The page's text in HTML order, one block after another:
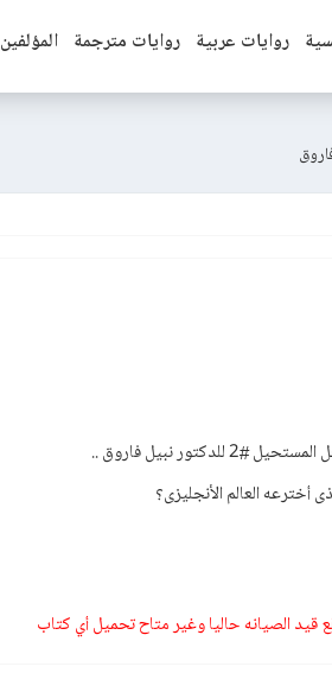
روايات عربية روايات مترجمة المؤلفين
نبيل فاروق ..
أخترعه العالم الأنجليزى؟
قيد الصيانه حاليا وغير متاح تحميل أي كتاب